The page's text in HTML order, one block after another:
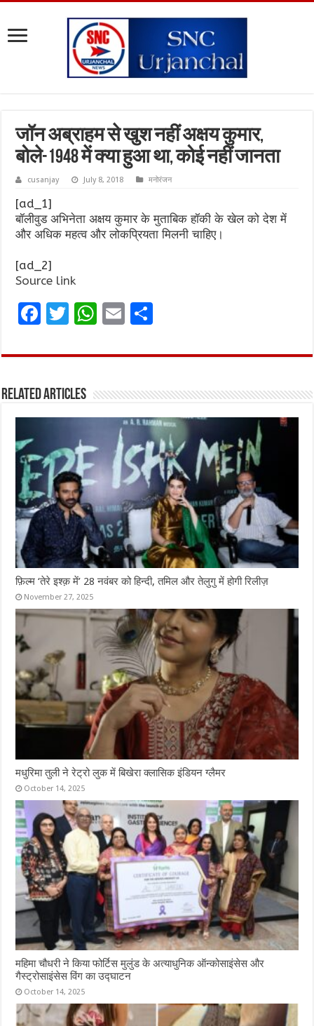
जॉन अब्राहम से खुश नहीं अक्षय कुमार,
बोले-1948 में क्या हुआ था, कोई नहीं जानता
cusanjay July 8, 2018 मनोरंजन
[ad_1]
बॉलीवुड अभिनेता अक्षय कुमार के मुताबिक हॉकी के खेल को देश में
और अधिक महत्व और लोकप्रियता मिलनी चाहिए।
[ad_2]
Source link
F
ce
o
o
k
T
it
r
W
at
A
p
p
E
ai ar
Related Articles
फ़िल्म ‘तेरे इश्क़ में’ 28 नवंबर को हिन्दी, तमिल और तेलुगु में होगी रिलीज़
November 27, 2025
मधुरिमा तुली ने रेट्रो लुक में बिखेरा क्लासिक इंडियन ग्लैमर
October 14, 2025
महिमा चौधरी ने किया फोर्टिस मुलुंड के अत्याधुनिक ऑन्कोसाइंसेस और
गैस्ट्रोसाइंसेस विंग का उद्घाटन
October 14, 2025